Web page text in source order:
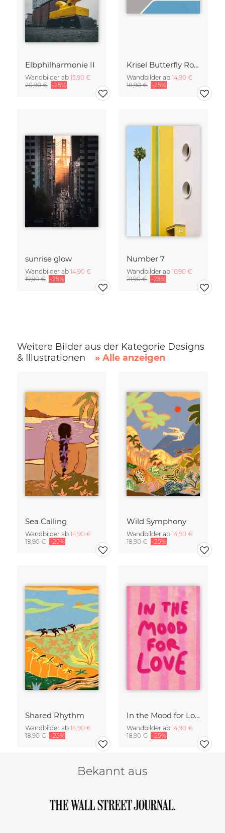
Elbphilharmonie II
Wandbilder ab 15,90 €
20,90 € -25%
Krisel Butterfly Roof Palm Springs
Wandbilder ab 14,90 €
18,90 € -25%
sunrise glow
Wandbilder ab 14,90 €
19,90 € -25%
Number 7
Wandbilder ab 16,90 €
21,90 € -25%
Weitere Bilder aus der Kategorie Designs
& Illustrationen
» Alle anzeigen
Sea Calling
Wandbilder ab 14,90 €
18,90 € -25%
Wild Symphony
Wandbilder ab 14,90 €
18,90 € -25%
Shared Rhythm
Wandbilder ab 14,90 €
18,90 € -25%
In the Mood for Love - Handlettering
Wandbilder ab 14,90 €
18,90 € -25%
Bekannt aus